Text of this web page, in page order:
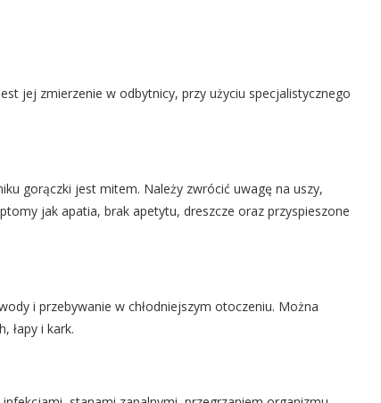
jej zmierzenie w odbytnicy, przy użyciu specjalistycznego
gorączki jest mitem. Należy zwrócić uwagę na uszy,
jak apatia, brak apetytu, dreszcze oraz przyspieszone
i przebywanie w chłodniejszym otoczeniu. Można
łapy i kark.